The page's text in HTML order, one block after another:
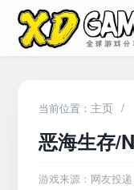
当前位置： 主页 /
恶海生存/
游戏来源：网友投递